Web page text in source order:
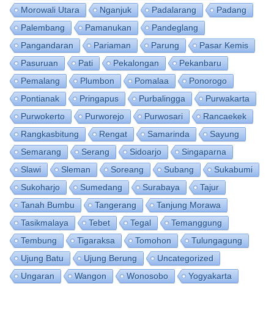
Morowali Utara
Nganjuk Padalarang
Padang
Palembang
Pamanukan
Pandeglang
Pangandaran
Pariaman Parung
Pasar Kemis
Pasuruan
Pati Pekalongan
Pekanbaru
Pemalang
Plumbon Pomalaa
Ponorogo
Pontianak
Pringapus Purbalingga
Purwakarta
Purwokerto
Purworejo Purwosari
Rancaekek
Rangkasbitung
Rengat Samarinda
Sayung
Semarang
Serang Sidoarjo
Singaparna
Slawi
Sleman Soreang Subang
Sukabumi
Sukoharjo
Sumedang Surabaya
Tajur
Tanah Bumbu
Tangerang
Tanjung Morawa
Tasikmalaya
Tebet Tegal
Temanggung
Tembung
Tigaraksa Tomohon
Tulungagung
Ujung Batu
Ujung Berung
Uncategorized
Ungaran
Wangon Wonosobo Yogyakarta